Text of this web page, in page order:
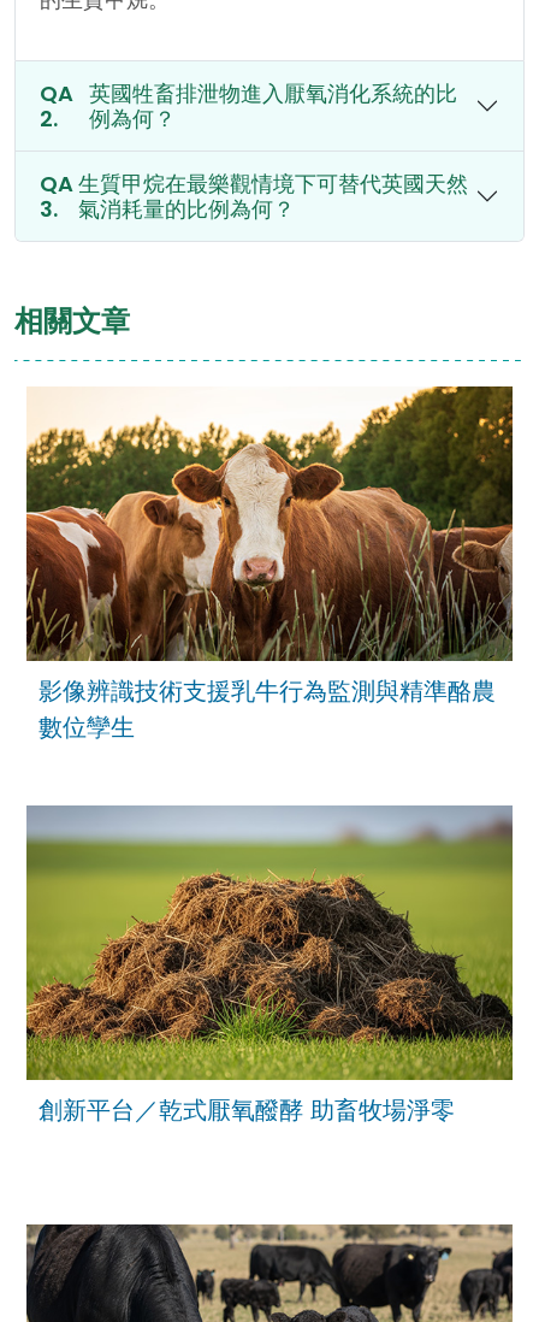
英國牲畜排泄物進入厭氧消化系統的比
例為何？
生質甲烷在最樂觀情境下可替代英國天然
氣消耗量的比例為何？
相關文章
影像辨識技術支援乳牛行為監測與精準酪農
數位孿生
創新平台／乾式厭氧醱酵 助畜牧場淨零